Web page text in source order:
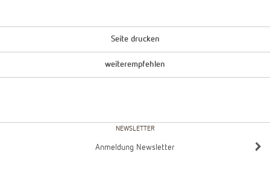
Seite drucken
weiterempfehlen
NEWSLETTER
Anmeldung Newsletter